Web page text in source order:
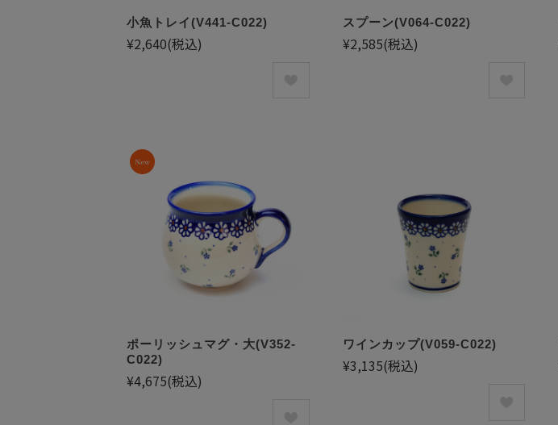
小魚トレイ(V441-C022)
¥2,640(税込)
スプーン(V064-C022)
¥2,585(税込)
ポーリッシュマグ・大(V352-
C022)
¥4,675(税込)
ワインカップ(V059-C022)
¥3,135(税込)